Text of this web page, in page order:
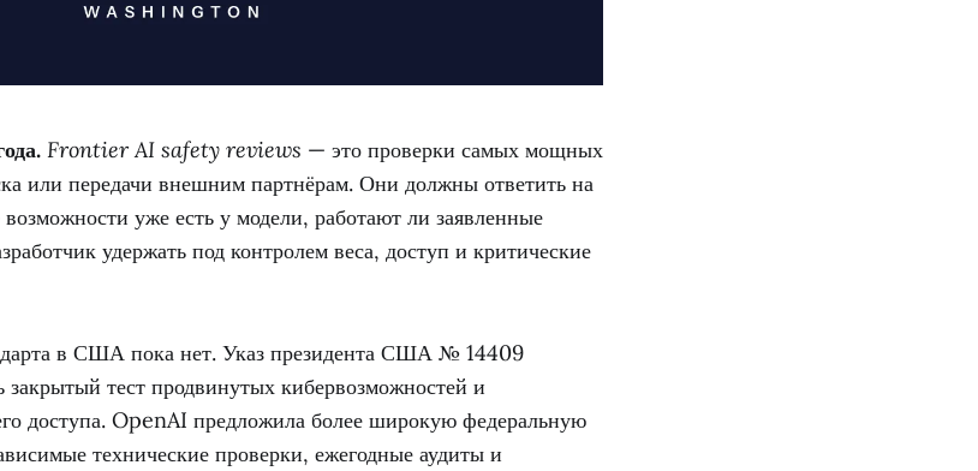
Frontier AI safety reviews — это проверки самых мощных
или передачи внешним партнёрам. Они должны ответить на
уже есть у модели, работают ли заявленные
удержать под контролем веса, доступ и критические
в США пока нет. Указ президента США № 14409
закрытый тест продвинутых кибервозможностей и
доступа. OpenAI предложила более широкую федеральную
технические проверки, ежегодные аудиты и